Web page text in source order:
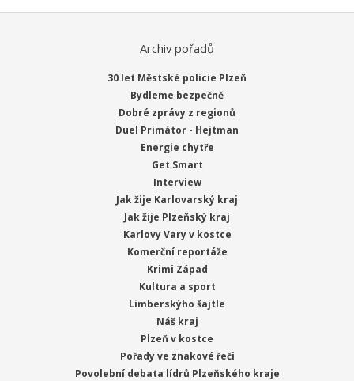
Archiv pořadů
30 let Městské policie Plzeň
Bydleme bezpečně
Dobré zprávy z regionů
Duel Primátor - Hejtman
Energie chytře
Get Smart
Interview
Jak žije Karlovarský kraj
Jak žije Plzeňský kraj
Karlovy Vary v kostce
Komerční reportáže
Krimi Západ
Kultura a sport
Limberskýho šajtle
Náš kraj
Plzeň v kostce
Pořady ve znakové řeči
Povolební debata lídrů Plzeňského kraje